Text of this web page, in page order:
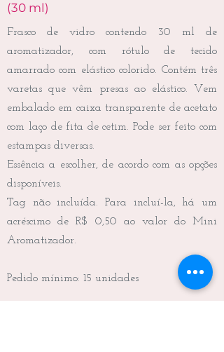
(30 ml)
Frasco de vidro contendo 30 ml de
aromatizador, com rótulo de tecido
amarrado com elástico colorido. Contém três
varetas que vêm presas ao elástico. Vem
embalado em caixa transparente de acetato
com laço de fita de cetim. Pode ser feito com
estampas diversas.
Essência a escolher, de acordo com as opções
disponíveis.
Tag não incluída. Para incluí-la, há um
acréscimo de R$ 0,50 ao valor do Mini
Aromatizador.
Pedido mínimo: 15 unidades